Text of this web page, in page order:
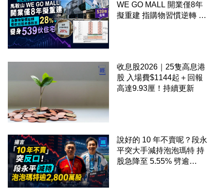
WE GO MALL 開業僅8年
擬重建 指購物習慣逆轉 餐
收息股2026｜25隻高息港
股 入場費$1144起＋回報
高達9.93厘！持續更新
說好的 10 年不賣呢？段永
平突大手減持泡泡瑪特 持
股急降至 5.55% 劈逾